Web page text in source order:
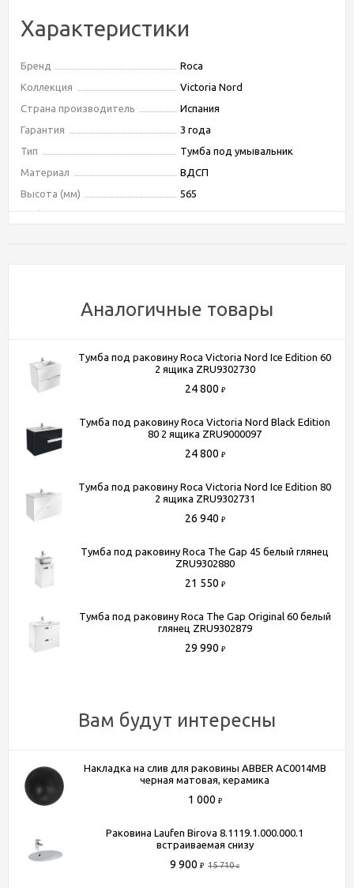
Характеристики
Бренд
Roca
Коллекция
Victoria Nord
Страна производитель
Испания
Гарантия
3 года
Тип
Тумба под умывальник
Материал
ВДСП
Высота (мм)
565
Глубина (мм)
Угловая конструкция
Фурнитура
хром
Бельевая корзина
Нет
Покрытие фасада
пленка
Способы получения товара:
- Самовывоз из шоу-рума по адресу Киевское шоссе, 500
метров от МКАД. БП "Румянцево", корпус В, этаж 2,
- Доставка по Москве в пределах МКАД (стоимость
доставки рассчитывается менеджером после оформления
- Доставка до терминала любой транспортной компании
(для всей России)
Аналогичные товары
Тумба под раковину Roca Victoria Nord Ice Edition 60
2 ящика ZRU9302730
24 800 ₽
Тумба под раковину Roca Victoria Nord Black Edition
80 2 ящика ZRU9000097
24 800 ₽
Тумба под раковину Roca Victoria Nord Ice Edition 80
2 ящика ZRU9302731
26 940 ₽
Тумба под раковину Roca The Gap 45 белый глянец
ZRU9302880
21 550 ₽
Тумба под раковину Roca The Gap Original 60 белый
глянец ZRU9302879
29 990 ₽
Вам будут интересны
Накладка на слив для раковины ABBER AC0014MB
черная матовая, керамика
1 000 ₽
Раковина Laufen Birova 8.1119.1.000.000.1
встраиваемая снизу
9 900 ₽ 15 710₽